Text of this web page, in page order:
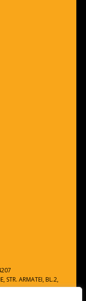
STR. ARMATEI, BL.2,